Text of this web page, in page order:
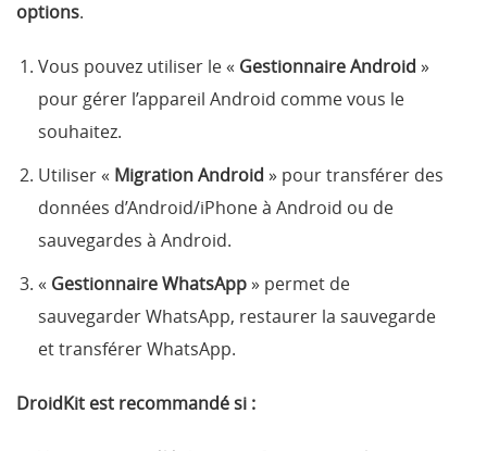
options.
Vous pouvez utiliser le « Gestionnaire Android »
pour gérer l’appareil Android comme vous le
souhaitez.
Utiliser « Migration Android » pour transférer des
données d’Android/iPhone à Android ou de
sauvegardes à Android.
« Gestionnaire WhatsApp» permet de
sauvegarder WhatsApp, restaurer la sauvegarde
et transférer WhatsApp.
DroidKit est recommandé si :